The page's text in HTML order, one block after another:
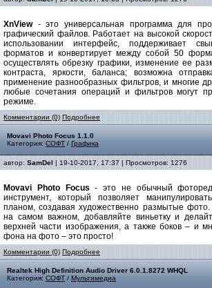
XnView- это универсальная программа для
графический файлов. Работает на высокой
использовании интерфейс, поддерживает
форматов и конвертирует между собой 50
осуществлять обрезку графики, изменение ее
контраста, яркости, баланса; возможна
применение разнообразных фильтров, и многие
любые сочетания операций и фильтров могут
режиме.
Комментарии (0) Подробнее
Movavi Photo Focus 1.1.0
Категория: СОФТ / Графика
автор: SamDel | 19-10-2017, 17:37 | Просмотров: 1276
Movavi Photo Focus - это не обычный
инструмент, который позволяет
планом, создавая художественно размытые фото.
на самом важном, добавляйте виньетку и
верхней части изображения, а также боков – и
фона на фото – это просто!
Комментарии (0) Подробнее
Realtek High Definition Audio Driver 6.0.1.8272 WHQL
Категория: СОФТ / Мультимедиа